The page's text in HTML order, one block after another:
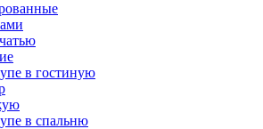
в гостиную
в спальню